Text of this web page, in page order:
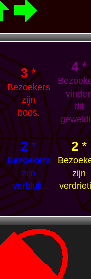
3*
Bezoekers
zijn
boos.
4*
dit
2*
Bezoekers
zijn
verbluft.
2*
zijn